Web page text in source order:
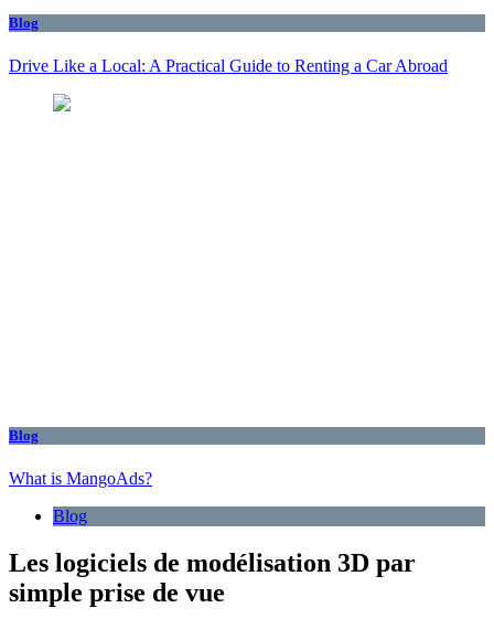
Blog
Drive Like a Local: A Practical Guide to Renting a Car Abroad
Blog
What is MangoAds?
Blog
Les logiciels de modélisation 3D par
simple prise de vue